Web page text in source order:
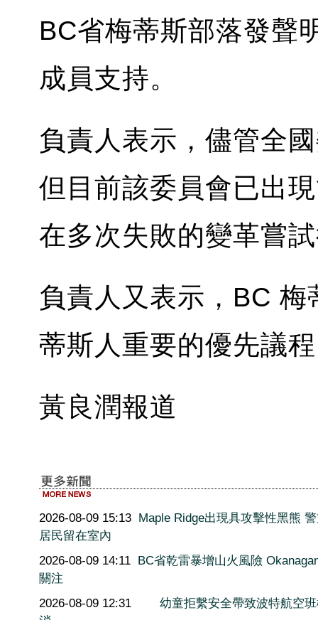
BC省梅蒂斯部落發聲
成員支持。
負責人表示，儘管全
但目前該委員會已出
在多次失敗的變革嘗
負責人又表示，BC
蒂斯人重要的優先議
黃良潤報道
2026-08-09 15:13 Maple Ridge出現具攻擊性黑熊
居民留在室內
2026-08-09 14:11 BC省乾雷暴增山火風險
關注
2026-08-09 12:31
幼童拒繫安全帶致波特航空